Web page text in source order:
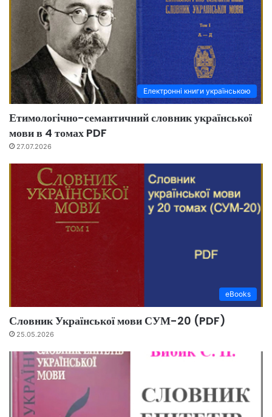
Електронні книги українською
Етимологічно-семантичний словник української
мови в 4 томах PDF
27.07.2026
eBooks
Словник Української мови СУМ-20 (PDF)
25.05.2026